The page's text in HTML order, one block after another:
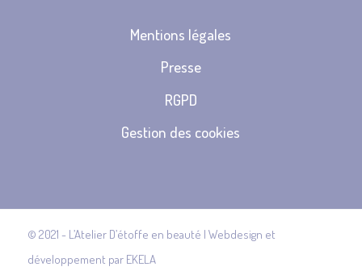
Mentions légales
Presse
RGPD
Gestion des cookies
© 2021 - L’Atelier D’étoffe en beauté | Webdesign et
développement par EKELA